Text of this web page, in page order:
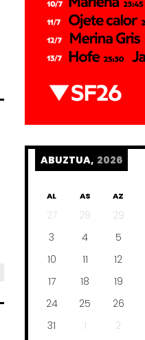
ABUZTUA, 2026
AL AS AZ
27 28 29
3
4 5
10
11 12
17
18 19
24
25 26
31
1 2